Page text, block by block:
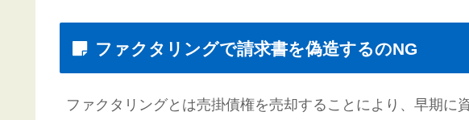
ファクタリングで請求書を偽造するのNG
ファクタリングとは売掛債権を売却することにより、早期に